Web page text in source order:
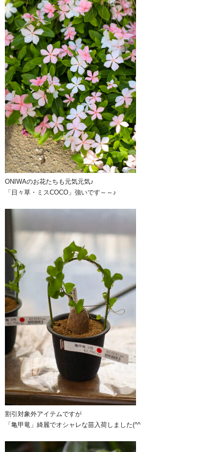
ONIWAのお花たちも元気元気♪
「日々草・ミスCOCO」強いです～～♪
割引対象外アイテムですが
「亀甲竜」綺麗でオシャレな苗入荷しました(^^ゞ